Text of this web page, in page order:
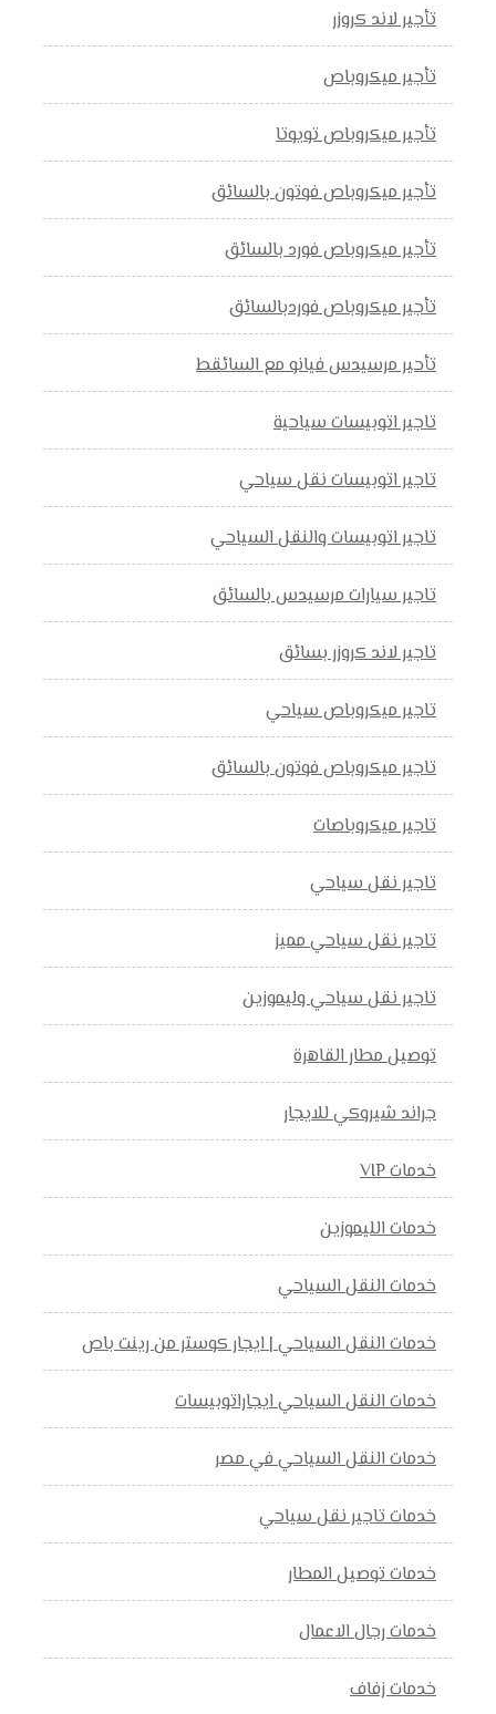
تأجير لاند كروزر
تأجير ميكروباص
تأجير ميكروباص تويوتا
تأجير ميكروباص فوتون بالسائق
تأجير ميكروباص فورد بالسائق
تأجير ميكروباص فوردبالسائق
تأحير مرسيدس فيانو مع السائقط
تاجير اتوبيسات سياحية
تاجير اتوبيسات نقل سياحي
تاجير اتوبيسات والنقل السياحي
تاجير سيارات مرسيدس بالسائق
تاجير لاند كروزر بسائق
تاجير ميكروباص سياحي
تاجير ميكروباص فوتون بالسائق
تاجير ميكروباصات
تاجير نقل سياحي
تاجير نقل سياحي مميز
تاجير نقل سياحي وليموزين
توصيل مطار القاهرة
جراند شيروكي للايجار
خدمات VIP
خدمات الليموزين
خدمات النقل السياحي
خدمات النقل السياحي | ايجار كوستر من رينت باص
خدمات النقل السياحي ايجاراتوبيسات
خدمات النقل السياحي في مصر
خدمات تاجير نقل سياحي
خدمات توصيل المطار
خدمات رجال الاعمال
خدمات زفاف